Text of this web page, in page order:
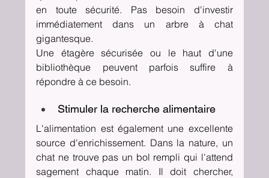
en toute sécurité. Pas besoin d'investir
immédiatement dans un arbre à chat
gigantesque.
Une étagère sécurisée ou le haut d'une
bibliothèque peuvent parfois suffire à
répondre à ce besoin.
Stimuler la recherche alimentaire
L'alimentation est également une excellente
source d'enrichissement. Dans la nature, un
chat ne trouve pas un bol rempli qui l'attend
sagement chaque matin. Il doit chercher,